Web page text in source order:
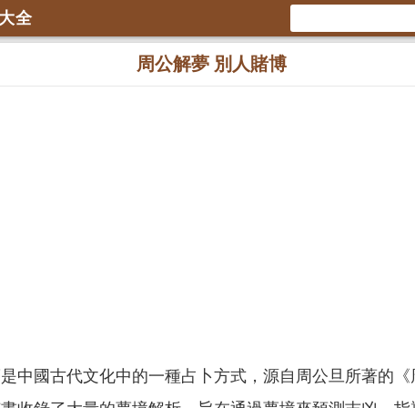
全
周公解夢 別人賭博
中國古代文化中的一種占卜方式，源自周公旦所著的《